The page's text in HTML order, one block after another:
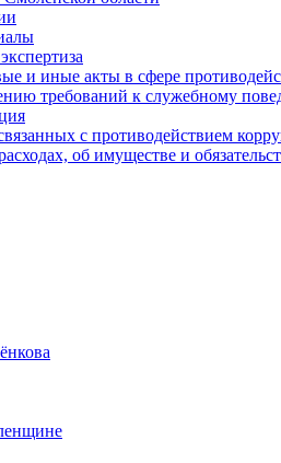
и иные акты в сфере
требований к служебному
с противодействием
об имуществе и